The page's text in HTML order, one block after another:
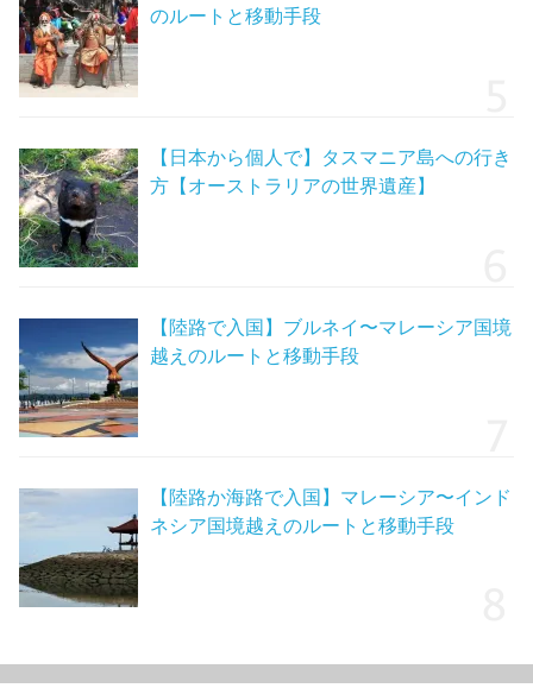
のルートと移動手段
【日本から個人で】タスマニア島への行き
方【オーストラリアの世界遺産】
【陸路で入国】ブルネイ〜マレーシア国境
越えのルートと移動手段
【陸路か海路で入国】マレーシア〜インド
ネシア国境越えのルートと移動手段